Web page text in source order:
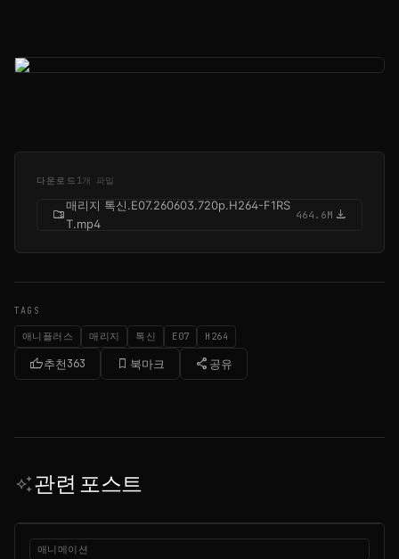
다운로드 1개 파일
folder_zip
매리지 톡신.E07.260603.720p.H264-F1RS
T.mp4
464.6M download
TAGS
애니플러스 매리지 톡신 E07 H264
thumb_up추천363 bookmark_border 북마크 share 공유
auto_awesome관련 포스트
애니메이션